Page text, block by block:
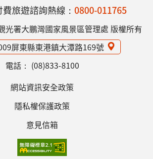
旅遊諮詢熱線： 0800-011765
光署大鵬灣國家風景區管理處 版權所有
屏東縣東港鎮大潭路169號
電話： (08)833-8100
網站資訊安全政策
隱私權保護政策
意見信箱